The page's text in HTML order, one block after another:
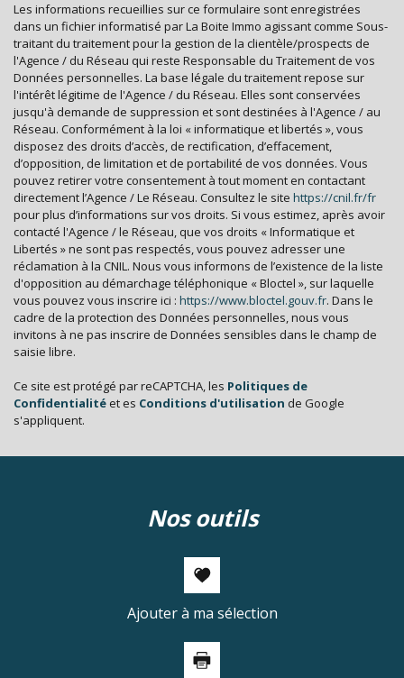
Familles sans enfant
59,64 %
Familles avec 1 ou 2 enfants
5,06 %
Maisons
37,23 %
Appartements
62,77 %
Familles avec 3 enfants
2,18 %
Les informations recueillies sur ce formulaire sont enregistrées
dans un fichier informatisé par La Boite Immo agissant comme Sous-
traitant du traitement pour la gestion de la clientèle/prospects de
l'Agence / du Réseau qui reste Responsable du Traitement de vos
Données personnelles. La base légale du traitement repose sur
l'intérêt légitime de l'Agence / du Réseau. Elles sont conservées
jusqu'à demande de suppression et sont destinées à l'Agence / au
Réseau. Conformément à la loi « informatique et libertés », vous
disposez des droits d’accès, de rectification, d’effacement,
d’opposition, de limitation et de portabilité de vos données. Vous
pouvez retirer votre consentement à tout moment en contactant
directement l’Agence / Le Réseau. Consultez le site https://cnil.fr/fr
pour plus d’informations sur vos droits. Si vous estimez, après avoir
contacté l'Agence / le Réseau, que vos droits « Informatique et
Libertés » ne sont pas respectés, vous pouvez adresser une
réclamation à la CNIL. Nous vous informons de l’existence de la liste
d'opposition au démarchage téléphonique « Bloctel », sur laquelle
vous pouvez vous inscrire ici : https://www.bloctel.gouv.fr. Dans le
cadre de la protection des Données personnelles, nous vous
invitons à ne pas inscrire de Données sensibles dans le champ de
saisie libre.
Ce site est protégé par reCAPTCHA, les Politiques de
Confidentialité et es Conditions d'utilisation de Google
s'appliquent.
nos outils
Ajouter à ma sélection